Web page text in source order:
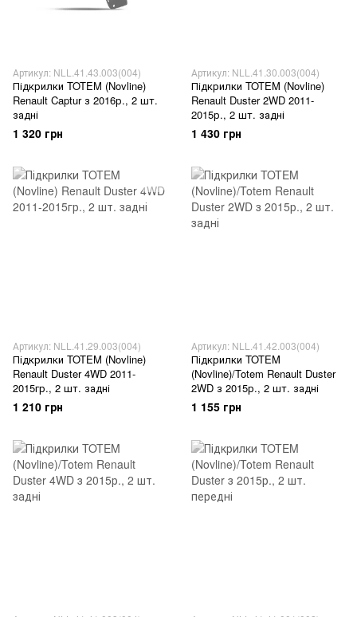
Артикул: NLL.41.43.003(004)
Підкрилки TOTEM (Novline)
Renault Captur з 2016р., 2 шт.
задні
1 320 грн
Артикул: NLL.41.30.003(004)
Підкрилки TOTEM (Novline)
Renault Duster 2WD 2011-
2015р., 2 шт. задні
1 430 грн
Артикул: NLL.41.29.003(004)
Підкрилки TOTEM (Novline)
Renault Duster 4WD 2011-
2015гр., 2 шт. задні
1 210 грн
Артикул: NLL.41.42.003(004)
Підкрилки TOTEM
(Novline)/Totem Renault Duster
2WD з 2015р., 2 шт. задні
1 155 грн